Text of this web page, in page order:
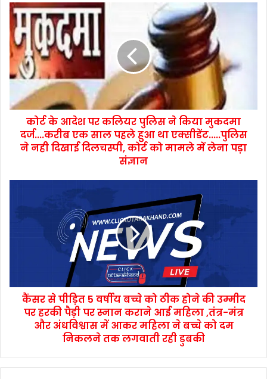
कोर्ट के आदेश पर कलियर पुलिस ने किया मुकदमा
दर्ज....करीब एक साल पहले हुआ था एक्सीडेंट.....पुलिस
ने नही दिखाई दिलचस्पी, कोर्ट को मामले में लेना पड़ा
संज्ञान
कैंसर से पीड़ित 5 वर्षीय बच्चे को ठीक होने की उम्मीद
पर हरकी पैड़ी पर स्नान कराने आई महिला ,तंत्र-मंत्र
और अंधविश्वास में आकर महिला ने बच्चे को दम
निकलने तक लगवाती रही डुबकी